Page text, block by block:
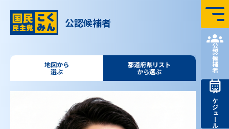
国民民主党 第51回
衆議院議員総選挙 特設サイト
公認候補者
スケジュール
公認候補者
地図から
選ぶ
都道府県リスト
から選ぶ